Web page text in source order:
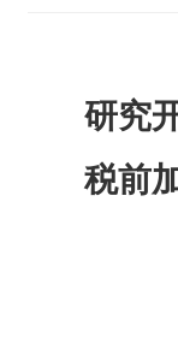
研究
税前